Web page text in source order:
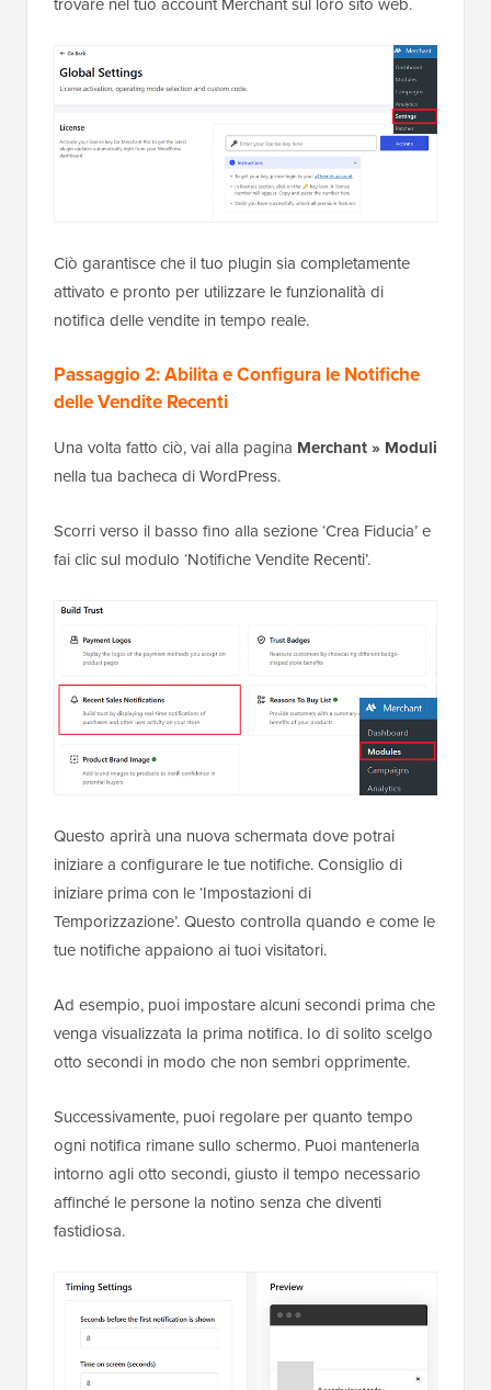
Ciò garantisce che il tuo plugin sia completamente
attivato e pronto per utilizzare le funzionalità di
notifica delle vendite in tempo reale.
Passaggio 2: Abilita e Configura le Notifiche
delle Vendite Recenti
Una volta fatto ciò, vai alla pagina Merchant » Moduli
nella tua bacheca di WordPress.
Scorri verso il basso fino alla sezione ‘Crea Fiducia’ e
fai clic sul modulo ‘Notifiche Vendite Recenti’.
Questo aprirà una nuova schermata dove potrai
iniziare a configurare le tue notifiche. Consiglio di
iniziare prima con le ‘Impostazioni di
Temporizzazione’. Questo controlla quando e come le
tue notifiche appaiono ai tuoi visitatori.
Ad esempio, puoi impostare alcuni secondi prima che
venga visualizzata la prima notifica. Io di solito scelgo
otto secondi in modo che non sembri opprimente.
Successivamente, puoi regolare per quanto tempo
ogni notifica rimane sullo schermo. Puoi mantenerla
intorno agli otto secondi, giusto il tempo necessario
affinché le persone la notino senza che diventi
fastidiosa.